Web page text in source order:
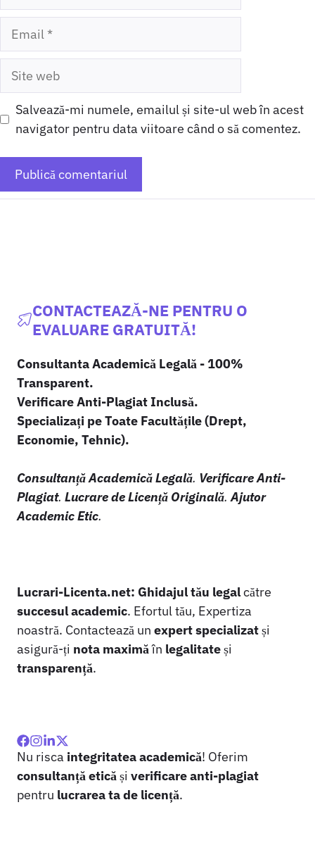
Email
Site
Salvează-mi numele, emailul și site-ul web în acest
navigator pentru data viitoare când o să comentez.
CONTACTEAZĂ-NE PENTRU O
EVALUARE GRATUITĂ!
Consultanta Academică Legală - 100%
Transparent.
Verificare Anti-Plagiat Inclusă.
Specializați pe Toate Facultățile (Drept,
Economie, Tehnic).
Consultanță Academică Legală. Verificare Anti-
Plagiat. Lucrare de Licență Originală.Ajutor
Academic Etic.
Lucrari-Licenta.net: Ghidajul tău legalcătre
succesul academic. Efortul tău, Expertiza
noastră. Contactează un expert specializatși
asigură-ți nota maximăîn legalitateși
transparență.
Nu risca integritatea academică! Oferim
consultanță eticăși verificare anti-plagiat
pentru lucrarea ta de licență.